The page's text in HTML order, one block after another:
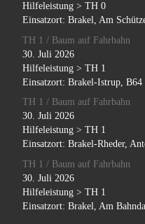
Hilfeleistung > TH 0
Einsatzort: Brakel, Am
TH 1 / Baum auf Fahrbahn
30. Juli 2026
Hilfeleistung > TH 1
Einsatzort: Brakel-Istrup,
TH 1 / Baum auf Fahrbahn
30. Juli 2026
Hilfeleistung > TH 1
Einsatzort: Brakel-Rheder,
TH 1 / Baum auf Fahrbahn
30. Juli 2026
Hilfeleistung > TH 1
Einsatzort: Brakel, Am